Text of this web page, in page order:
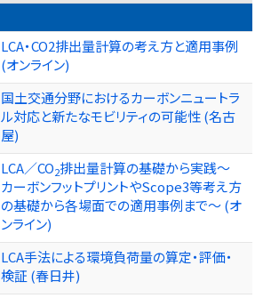
LCA・CO2排出量計算の考え方と適用事例
(オンライン)
国土交通分野におけるカーボンニュートラ
ル対応と新たなモビリティの可能性 (名古
屋)
LCA／CO2排出量計算の基礎から実践～
カーボンフットプリントやScope3等考え方
の基礎から各場面での適用事例まで～ (オ
ンライン)
LCA手法による環境負荷量の算定・評価・
検証 (春日井)